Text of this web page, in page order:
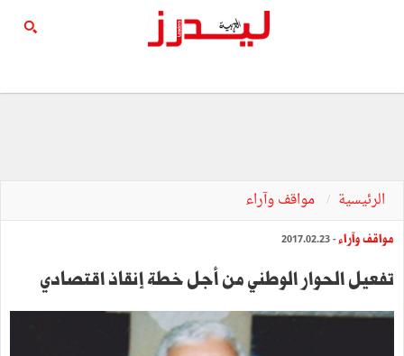
الرئيسية مواقف وآراء
مواقف وآراء- 2017.02.23
تفعيل الحوار الوطني من أجل خطة إنقاذ اقتصادي